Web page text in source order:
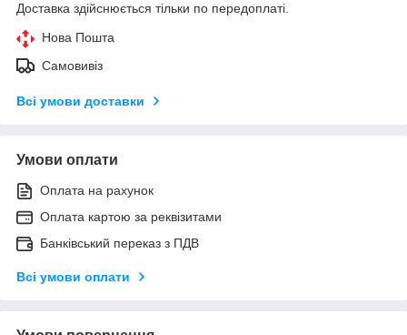
Доставка здійснюється тільки по передоплаті.
Нова Пошта
Самовивіз
Всі умови доставки
Умови оплати
Оплата на рахунок
Оплата картою за реквізитами
Банківський переказ з ПДВ
Всі умови оплати